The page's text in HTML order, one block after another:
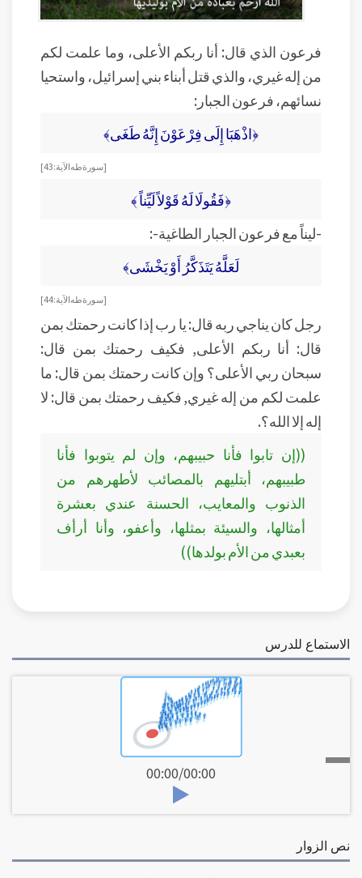
فرعون الذي قال: أنا ربكم الأعلى، وما علمت لكم
من إله غيري، والذي قتل أبناء بني إسرائيل، واستحيا
نسائهم، فرعون الجبار:
﴿اذْهَبَا إِلَى فِرْعَوْنَ إِنَّهُ طَغَى﴾
[سورة طه الآية: 43]
﴿فَقُولَا لَهُ قَوْلاً لَيِّناً ﴾
-ليناً مع فرعون الجبار الطاغية-:
لَعَلَّهُ يَتَذَكَّرُ أَوْ يَخْشَى﴾
[سورة طه الآية: 44]
رجل كان يناجي ربه قال: يا رب إذا كانت رحمتك بمن
قال: أنا ربكم الأعلى, فكيف رحمتك بمن قال:
سبحان ربي الأعلى؟ وإن كانت رحمتك بمن قال: ما
علمت لكم من إله غيري, فكيف رحمتك بمن قال: لا
إله إلا الله؟.
((إن تابوا فأنا حبيبهم، وإن لم يتوبوا فأنا
طبيبهم، أبتليهم بالمصائب لأطهرهم من
الذنوب والمعايب، الحسنة عندي بعشرة
أمثالها، والسيئة بمثلها، وأعفو، وأنا أرأف
بعبدي من الأم بولدها))
الاستماع للدرس
00:00/00:00
نص الزوار